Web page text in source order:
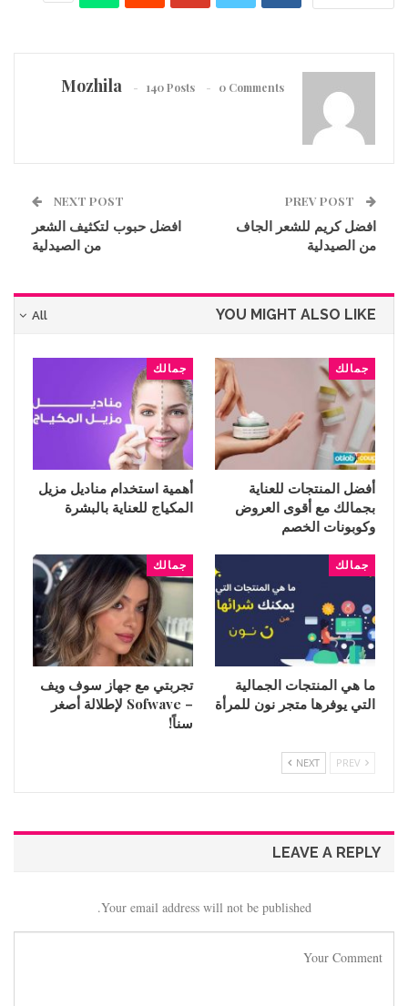
Mozhila 140 Posts 0 Comments
افضل كريم للشعر الجاف
من الصيدلية
NEXT POST
افضل حبوب لتكثيف الشعر
من الصيدلية
All YOU MIGHT ALSO LIKE
جمالك
أفضل المنتجات للعناية
بجمالك مع أقوى العروض
وكوبونات الخصم
جمالك
أهمية استخدام مناديل مزيل
المكياج للعناية بالبشرة
جمالك
ما هي المنتجات الجمالية
التي يوفرها متجر نون للمرأة
جمالك
تجربتي مع جهاز سوف ويف
– Sofwave لإطلالة أصغر
سناً!
NEXT
LEAVE A REPLY
Your email address will not be published.